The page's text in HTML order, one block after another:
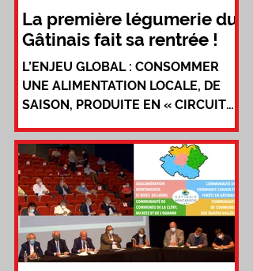
La première légumerie du
Gâtinais fait sa rentrée !
L’ENJEU GLOBAL : CONSOMMER
UNE ALIMENTATION LOCALE, DE
SAISON, PRODUITE EN « CIRCUIT
CONDITIONS POUR...